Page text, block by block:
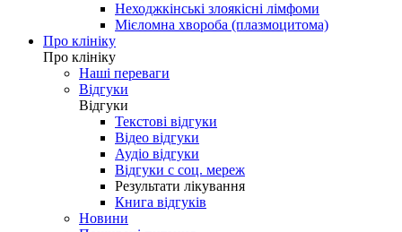
Неходжкінські злоякісні лімфоми
Мієломна хвороба (плазмоцитома)
Про клініку
Про клініку
Наші переваги
Відгуки
Відгуки
Текстові відгуки
Відео відгуки
Аудіо відгуки
Відгуки с соц. мереж
Результати лікування
Книга відгуків
Новини